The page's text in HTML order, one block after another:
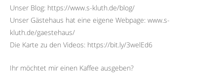
Unser Blog: https://www.s-kluth.de/blog/
Unser Gästehaus hat eine eigene Webpage: www.s-
kluth.de/gaestehaus/
Die Karte zu den Videos: https://bit.ly/3welEd6
Ihr möchtet mir einen Kaffee ausgeben?